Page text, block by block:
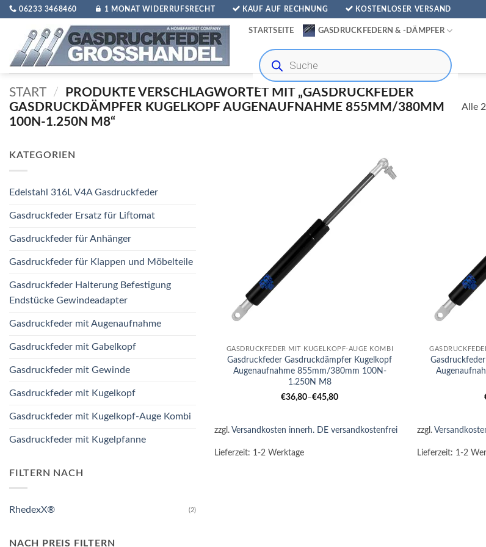
Zum
springen
06233 3468460 1 MONAT WIDERRUFSRECHT KAUF AUF RECHNUNG KOSTENLOSER VERSAND
STARTSEITE GASDRUCKFEDERN & -DÄMPFER
Products
search
START /
PRODUKTE VERSCHLAGWORTET MIT „GASDRUCKFEDER
GASDRUCKDÄMPFER KUGELKOPF AUGENAUFNAHME 855MM/380MM
100N-1.250N M8“
Alle
KATEGORIEN
Edelstahl 316L V4A Gasdruckfeder
Gasdruckfeder Ersatz für Liftomat
Gasdruckfeder für Anhänger
Gasdruckfeder für Klappen und Möbelteile
Gasdruckfeder Halterung Befestigung
Endstücke Gewindeadapter
Gasdruckfeder mit Augenaufnahme
Gasdruckfeder mit Gabelkopf
Gasdruckfeder mit Gewinde
Gasdruckfeder mit Kugelkopf
Gasdruckfeder mit Kugelkopf-Auge Kombi
Gasdruckfeder mit Kugelpfanne
FILTERN NACH
RhedexX® (2)
NACH PREIS FILTERN
GASDRUCKFEDER MIT KUGELKOPF-AUGE KOMBI
Gasdruckfeder Gasdruckdämpfer Kugelkopf
Augenaufnahme 855mm/380mm 100N-
1.250N M8
€36,80–€45,80
zzgl. Versandkosten innerh. DE versandkostenfrei
Lieferzeit: 1-2 Werktage
zzgl.
Lieferzeit: 1-2